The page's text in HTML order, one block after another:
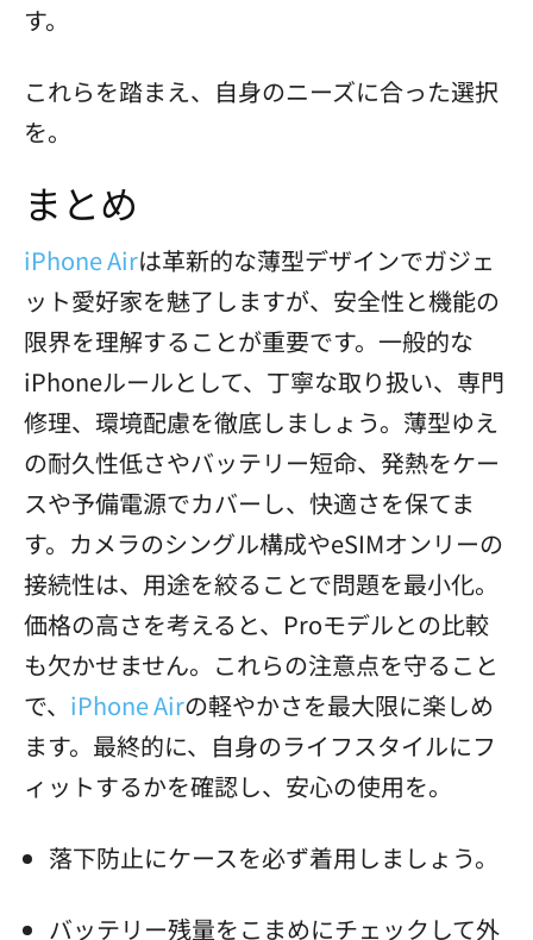
す。
これらを踏まえ、自身のニーズに合った選択
を。
まとめ
iPhone Airは革新的な薄型デザインでガジェ
ット愛好家を魅了しますが、安全性と機能の
限界を理解することが重要です。一般的な
iPhoneルールとして、丁寧な取り扱い、専門
修理、環境配慮を徹底しましょう。薄型ゆえ
の耐久性低さやバッテリー短命、発熱をケー
スや予備電源でカバーし、快適さを保てま
す。カメラのシングル構成やeSIMオンリーの
接続性は、用途を絞ることで問題を最小化。
価格の高さを考えると、Proモデルとの比較
も欠かせません。これらの注意点を守ること
で、 iPhone Airの軽やかさを最大限に楽しめ
ます。最終的に、自身のライフスタイルにフ
ィットするかを確認し、安心の使用を。
落下防止にケースを必ず着用しましょう。
バッテリー残量をこまめにチェックして外